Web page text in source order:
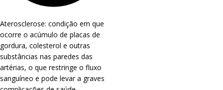
Aterosclerose: condição em que
ocorre o acúmulo de placas de
gordura, colesterol e outras
substâncias nas paredes das
artérias, o que restringe o fluxo
sanguíneo e pode levar a graves